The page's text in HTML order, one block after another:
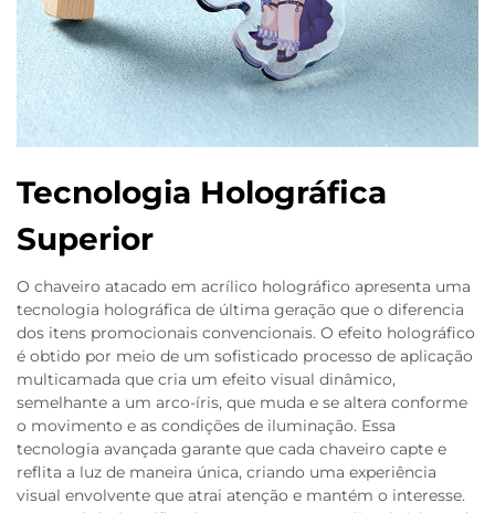
Tecnologia Holográfica
Superior
O chaveiro atacado em acrílico holográfico apresenta uma
tecnologia holográfica de última geração que o diferencia
dos itens promocionais convencionais. O efeito holográfico
é obtido por meio de um sofisticado processo de aplicação
multicamada que cria um efeito visual dinâmico,
semelhante a um arco-íris, que muda e se altera conforme
o movimento e as condições de iluminação. Essa
tecnologia avançada garante que cada chaveiro capte e
reflita a luz de maneira única, criando uma experiência
visual envolvente que atrai atenção e mantém o interesse.